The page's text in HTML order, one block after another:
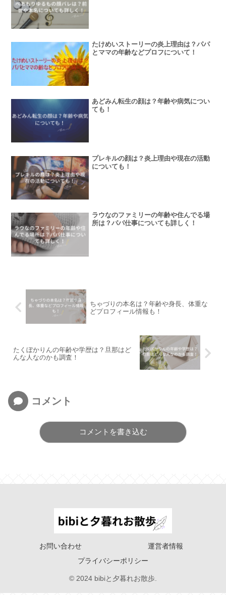
たけめいストーリーの炎上理由は？パパ
とママの年齢などプロフについて！
あどみん転生の顔は？年齢や病気につい
ても！
プレキルの顔は？炎上理由や現在の活動
についても！
ラウなのファミリーの年齢や住んでる場
所は？パパ仕事についても詳しく！
ちゃづりの本名は？年齢や身長、体重な
どプロフィール情報も！
たくぼかりんの年齢や学歴は？旦那はど
んな人なのかも調査！
コメント
コメントを書き込む
お問い合わせ
運営者情報
プライバシーポリシー
© 2024 bibiと夕暮れお散歩.